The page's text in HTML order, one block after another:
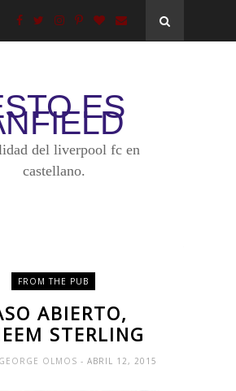
ES
del liverpool fc en
castellano.
FROM THE PUB
ABIERTO,
STERLING
OLMOS - ABRIL 12, 2015